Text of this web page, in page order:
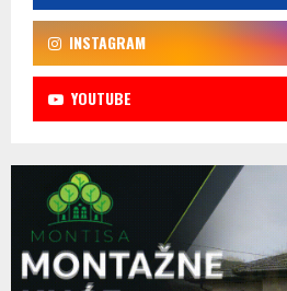
INSTAGRAM
YOUTUBE